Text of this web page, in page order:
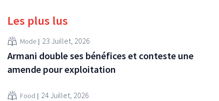
Les plus lus
Mode 23 Juillet, 2026
Armani double ses bénéfices et conteste une
amende pour exploitation
Food 24 Juillet, 2026